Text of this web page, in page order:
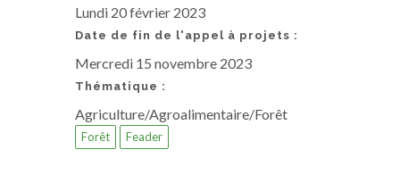
Lundi 20 février 2023
Date de fin de l'appel à projets :
Mercredi 15 novembre 2023
Thématique :
Agriculture/Agroalimentaire/Forêt
Forêt Feader